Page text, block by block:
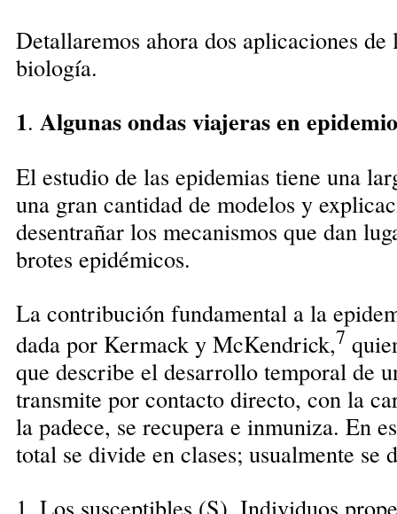
Detallaremos ahora dos aplicaciones de
biología.
1. Algunas ondas viajeras en
El estudio de las epidemias tiene una
una gran cantidad de modelos y
desentrañar los mecanismos que dan
brotes epidémicos.
La contribución fundamental a la
dada por Kermack y McKendrick,7
que describe el desarrollo temporal de
transmite por contacto directo, con la
la padece, se recupera e inmuniza. En
total se divide en clases; usualmente se
1. Los susceptibles (S). Individuos